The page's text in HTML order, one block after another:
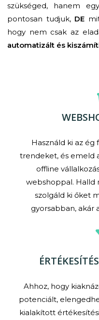
szükséged, hanem
pontosan tudjuk, DE
hogy nem csak az
automatizált és
Használd ki az ég
trendeket, és emeld
offline
webshoppal. Halld
szolgáld ki őket
gyorsabban, akár
Ahhoz, hogy
potenciált,
kialakított